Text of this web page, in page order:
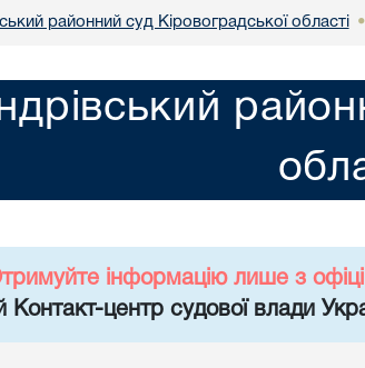
районний суд Кіровоградської області •
інформацію лише з
Контакт-центр судової влади